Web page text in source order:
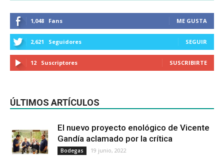
1,048 Fans ME GUSTA
2,621 Seguidores SEGUIR
12 Suscriptores SUSCRIBIRTE
ÚLTIMOS ARTÍCULOS
El nuevo proyecto enológico de Vicente
Gandía aclamado por la crítica
Bodegas 19 junio, 2022